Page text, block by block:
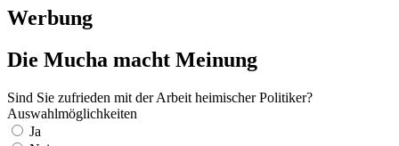
Werbung
Die Mucha macht Meinung
Sind Sie zufrieden mit der Arbeit heimischer Politiker?
Auswahlmöglichkeiten
Ja